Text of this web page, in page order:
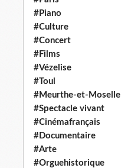
#Piano
#Culture
#Concert
#Films
#Vézelise
#Toul
#Meurthe-et-Moselle
#Spectacle vivant
#Cinémafrançais
#Documentaire
#Arte
#Orguehistorique